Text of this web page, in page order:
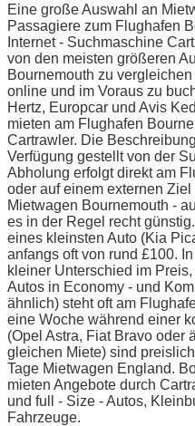
Eine große Auswahl an
Passagiere zum Flughafen
Internet - Suchmaschine
von den meisten größeren
Bournemouth zu
online und im Voraus zu
Hertz, Europcar und Avis
mieten am Flughafen
Cartrawler. Die
Verfügung gestellt von der
Abholung erfolgt direkt am
oder auf einem externen
Mietwagen Bournemouth -
es in der Regel recht
eines kleinsten Auto (Kia
anfangs oft von rund £100.
kleiner Unterschied im
Autos in Economy - und
ähnlich) steht oft am
eine Woche während einer
(Opel Astra, Fiat Bravo oder
gleichen Miete) sind
Tage Mietwagen England.
mieten Angebote durch
und full - Size - Autos,
Fahrzeuge.